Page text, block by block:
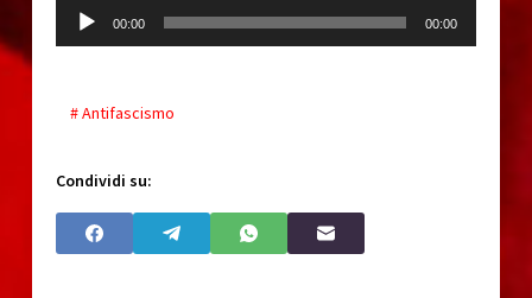
Audio Player
00:00 00:00
# Antifascismo
Condividi su: